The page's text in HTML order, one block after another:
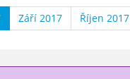
Září 2017 Říjen 2017